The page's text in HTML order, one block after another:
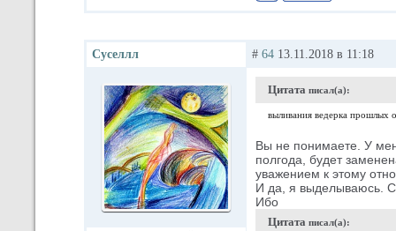
Суселлл # 64 13.11.2018 в 11:18
Цитата писал(а):
выливания ведерка прошлых
Вы не понимаете. У
полгода, будет
уважением к этому
И да, я выделываюсь.
Ибо
Цитата писал(а):